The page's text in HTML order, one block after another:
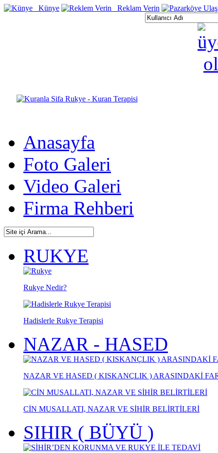
Künye Reklam Verin
Anasayfa
Foto Galeri
Video Galeri
Firma Rehberi
RUKYE
Rukye Nedir?
Hadislerle Rukye Terapisi
NAZAR - HASED
NAZAR VE HASED ( KISKANÇLIK ) ARASINDAKİ
CİN MUSALLATI, NAZAR VE SİHİR BELİRTİLERİ
SIHIR ( BÜYÜ )